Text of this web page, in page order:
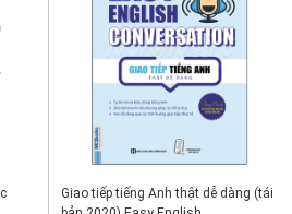
Giao tiếp tiếng Anh thật dễ dàng (tái